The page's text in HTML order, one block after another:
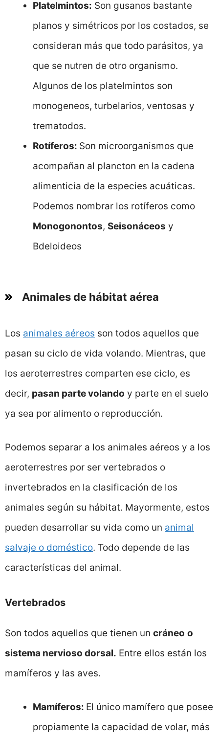
Platelmintos: Son gusanos bastante
planos y simétricos por los costados, se
consideran más que todo parásitos, ya
que se nutren de otro organismo.
Algunos de los platelmintos son
monogeneos, turbelarios, ventosas y
trematodos.
Rotíferos: Son microorganismos que
acompañan al plancton en la cadena
alimenticia de la especies acuáticas.
Podemos nombrar los rotíferos como
Monogonontos, Seisonáceos y
Bdeloideos
Animales de hábitat aérea
Los animales aéreos son todos aquellos que
pasan su ciclo de vida volando. Mientras, que
los aeroterrestres comparten ese ciclo, es
decir, pasan parte volando y parte en el suelo
ya sea por alimento o reproducción.
Podemos separar a los animales aéreos y a los
aeroterrestres por ser vertebrados o
invertebrados en la clasificación de los
animales según su hábitat. Mayormente, estos
pueden desarrollar su vida como un animal
salvaje o doméstico. Todo depende de las
características del animal.
Vertebrados
Son todos aquellos que tienen un cráneo o
sistema nervioso dorsal. Entre ellos están los
mamíferos y las aves.
Mamíferos: El único mamífero que posee
propiamente la capacidad de volar, más